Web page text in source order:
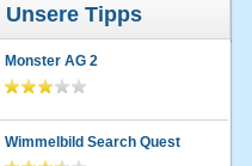
Unsere Tipps
Monster AG 2
Wimmelbild Search Quest